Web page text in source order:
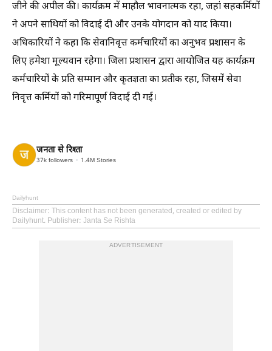
जीने की अपील की। कार्यक्रम में माहौल भावनात्मक रहा, जहां सहकर्मियों
ने अपने साथियों को विदाई दी और उनके योगदान को याद किया।
अधिकारियों ने कहा कि सेवानिवृत्त कर्मचारियों का अनुभव प्रशासन के
लिए हमेशा मूल्यवान रहेगा। जिला प्रशासन द्वारा आयोजित यह कार्यक्रम
कर्मचारियों के प्रति सम्मान और कृतज्ञता का प्रतीक रहा, जिसमें सेवा
निवृत्त कर्मियों को गरिमापूर्ण विदाई दी गई।
जनता से रिश्ता
37k followers 1.4M Stories
Dailyhunt
Disclaimer: This content has not been generated, created or edited by
Dailyhunt. Publisher: Janta Se Rishta
ADVERTISEMENT